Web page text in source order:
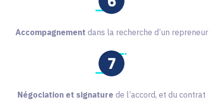
Accompagnement dans la recherche d’un repreneur
Négociation et signature de l’accord, et du contrat